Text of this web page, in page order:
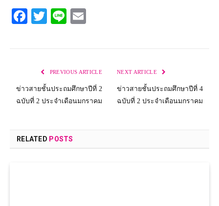
Facebook
Twitter
Line
PREVIOUS ARTICLE
ข่าวสายชั้นประถมศึกษาปีที่ 2
ฉบับที่ 2 ประจำเดือนมกราคม
NEXT ARTICLE
ข่าวสายชั้นประถมศึกษาปีที่ 4
ฉบับที่ 2 ประจำเดือนมกราคม
RELATED POSTS